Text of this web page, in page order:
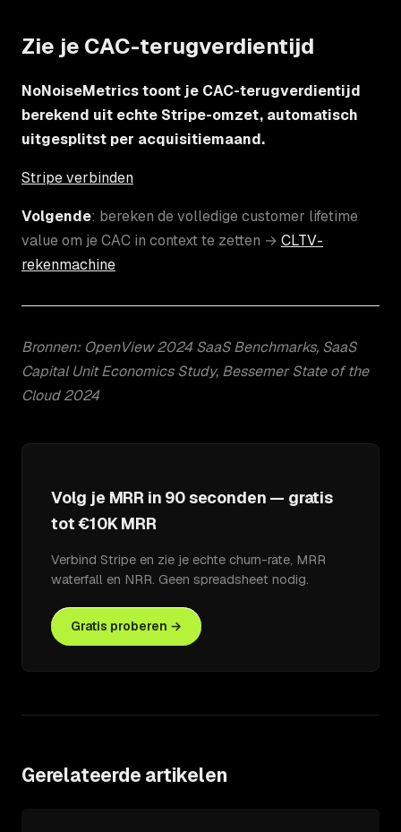
Zie je CAC-terugverdientijd
NoNoiseMetrics toont je CAC-terugverdientijd
berekend uit echte Stripe-omzet, automatisch
uitgesplitst per acquisitiemaand.
Stripe verbinden
Volgende: bereken de volledige customer lifetime
value om je CAC in context te zetten → CLTV-
rekenmachine
Bronnen: OpenView 2024 SaaS Benchmarks, SaaS
Capital Unit Economics Study, Bessemer State of the
Cloud 2024
Volg je MRR in 90 seconden — gratis
tot €10K MRR
Verbind Stripe en zie je echte churn-rate, MRR
waterfall en NRR. Geen spreadsheet nodig.
Gratis proberen →
Gerelateerde artikelen